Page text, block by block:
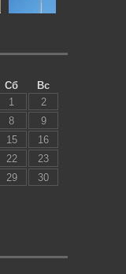
Сб
Вс
1
2
8
9
15
16
22
23
29
30